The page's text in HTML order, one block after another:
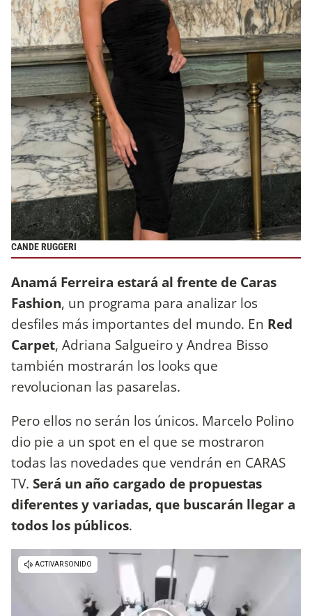
CANDE RUGGERI
Anamá Ferreira estará al frente de Caras
Fashion, un programa para analizar los
desfiles más importantes del mundo. En Red
Carpet, Adriana Salgueiro y Andrea Bisso
también mostrarán los looks que
revolucionan las pasarelas.
Pero ellos no serán los únicos. Marcelo Polino
dio pie a un spot en el que se mostraron
todas las novedades que vendrán en CARAS
TV. Será un año cargado de propuestas
diferentes y variadas, que buscarán llegar a
todos los públicos.